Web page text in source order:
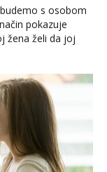
s osobom
pokazuje
žena želi da joj